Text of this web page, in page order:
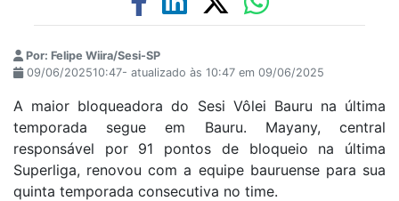
Por: Felipe Wiira/Sesi-SP
09/06/202510:47- atualizado às 10:47 em 09/06/2025
A maior bloqueadora do Sesi Vôlei Bauru na última
temporada segue em Bauru. Mayany, central
responsável por 91 pontos de bloqueio na última
Superliga, renovou com a equipe bauruense para sua
quinta temporada consecutiva no time.